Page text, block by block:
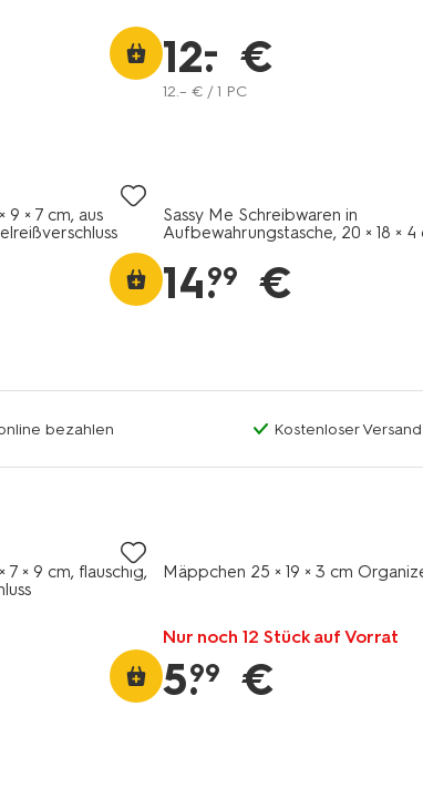
12.
– €
12.– € / 1 PC
× 7 cm, aus
Sassy Me Schreibwaren in
Aufbewahrungstasche, 20 × 18 × 4
14.
99 €
bezahlen Kostenloser
× 9 cm, flauschig,
Mäppchen 25 × 19 × 3 cm
Nur noch 12 Stück auf Vorrat
5.
99 €